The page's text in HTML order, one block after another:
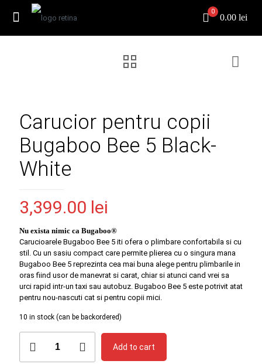
0
0.00 lei
Carucior pentru copii
Bugaboo Bee 5 Black-
White
3,399.00 lei
Nu exista nimic ca Bugaboo®
Carucioarele Bugaboo Bee 5 iti ofera o plimbare confortabila si cu
stil. Cu un sasiu compact care permite plierea cu o singura mana
Bugaboo Bee 5 reprezinta cea mai buna alege pentru plimbarile in
oras fiind usor de manevrat si carat, chiar si atunci cand vrei sa
urci rapid intr-un taxi sau autobuz. Bugaboo Bee 5 este potrivit atat
pentru nou-nascuti cat si pentru copii mici.
10 in stock (can be backordered)
copii
Add to cart